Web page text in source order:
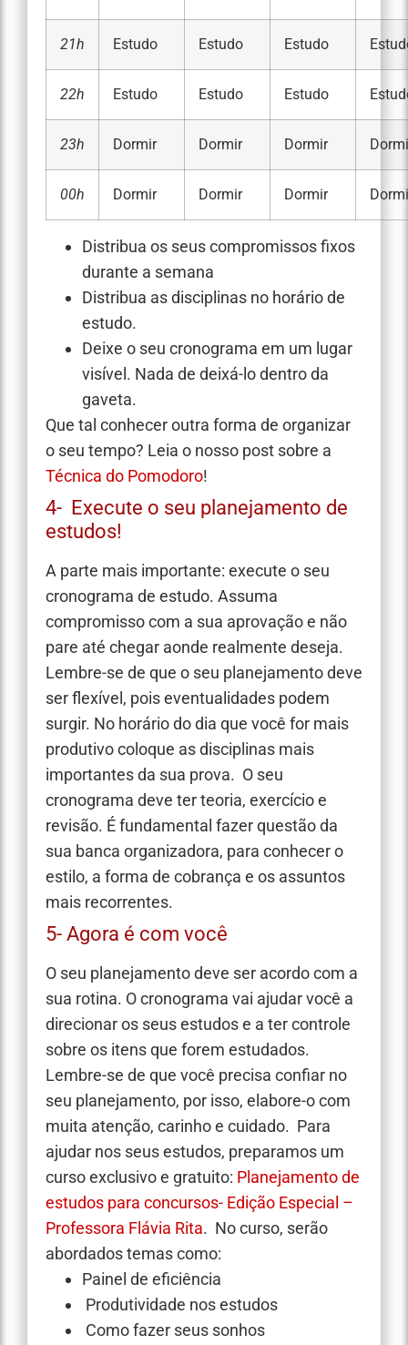
21h Estudo Estudo Estudo
22h Estudo Estudo Estudo
23h Dormir Dormir Dormir
00h Dormir Dormir Dormir
Distribua os seus compromissos fixos
durante a semana
Distribua as disciplinas no horário de
estudo.
Deixe o seu cronograma em um lugar
visível. Nada de deixá-lo dentro da
gaveta.
Que tal conhecer outra forma de organizar
o seu tempo? Leia o nosso post sobre a
Técnica do Pomodoro!
4- Execute o seu planejamento de
estudos!
A parte mais importante: execute o seu
cronograma de estudo. Assuma
compromisso com a sua aprovação e não
pare até chegar aonde realmente deseja.
Lembre-se de que o seu planejamento deve
ser flexível, pois eventualidades podem
surgir. No horário do dia que você for mais
produtivo coloque as disciplinas mais
importantes da sua prova. O seu
cronograma deve ter teoria, exercício e
revisão. É fundamental fazer questão da
sua banca organizadora, para conhecer o
estilo, a forma de cobrança e os assuntos
mais recorrentes.
5- Agora é com você
O seu planejamento deve ser acordo com a
sua rotina. O cronograma vai ajudar você a
direcionar os seus estudos e a ter controle
sobre os itens que forem estudados.
Lembre-se de que você precisa confiar no
seu planejamento, por isso, elabore-o com
muita atenção, carinho e cuidado. Para
ajudar nos seus estudos, preparamos um
curso exclusivo e gratuito: Planejamento de
estudos para concursos- Edição Especial –
Professora Flávia Rita. No curso, serão
abordados temas como:
Painel de eficiência
Produtividade nos estudos
Como fazer seus sonhos